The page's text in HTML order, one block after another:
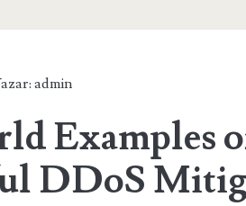
admin
Examples
DDoS